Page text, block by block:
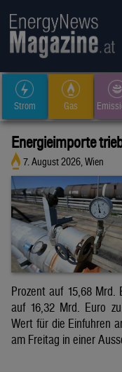
Strom Gas
Energieimporte
7. August 2026, Wien
Prozent auf 15,68 Mrd.
auf 16,32 Mrd. Euro
Wert für die Einfuhren
am Freitag in einer